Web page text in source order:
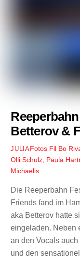
Betterov &
JULIAFotos Fil Bo
Olli Schulz Paula
Michaelis
Die Reeperbahn
Friends fand im
aka Betterov hatte
eingeladen. Neben
an den Vocals
und den